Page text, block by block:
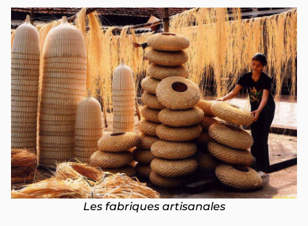
Les fabriques artisanales